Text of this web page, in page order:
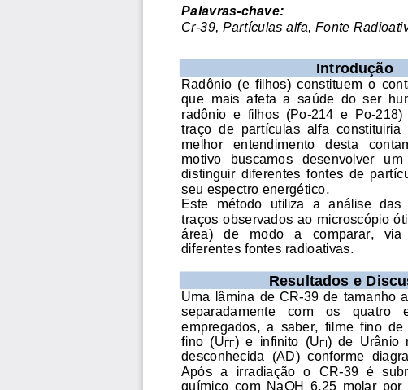
Palavras-chave:
Cr-39, Partículas alfa, Fonte
Introdução
Radônio  (e  filhos)  constituem  o
que  mais  afeta  a  saúde  do  ser
radônio  e  filhos  (Po-214  e  Po-218)
traço  de  partículas  alfa  constituiria
melhor   entendimento   desta
motivo buscamos   desenvolver
um
distinguir diferentes  fontes  de
seu espectro energético.
Este
método utiliza a  análise das
traços observados ao microscópio
área)   de   modo   a   comparar,   via
diferentes fontes radioativas
Resultados e
Uma lâmina de CR-39 de tamanho
separadamente   com   os   quatro
empregados,  a  saber,  filme  fino  de
fino  (UFF)  e  infinito  (UFI)  de  Urânio
desconhecida  (AD)  conforme
Após  a  irradiação  o  CR-39  é
químico  com NaOH 6,25  molar por